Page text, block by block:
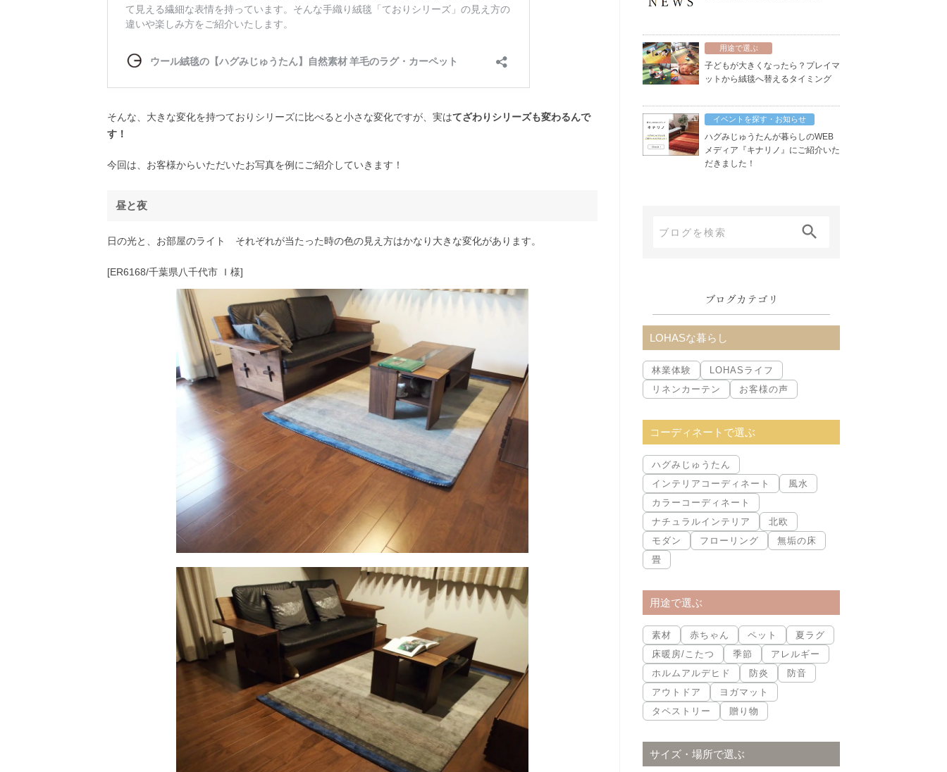
そんな、大きな変化を持つておりシリーズに比べると小さな変化ですが、実はてざわりシリーズも変わるんで
す！
今回は、お客様からいただいたお写真を例にご紹介していきます！
昼と夜
日の光と、お部屋のライト それぞれが当たった時の色の見え方はかなり大きな変化があります。
[ER6168/千葉県八千代市 Ｉ様]
用途で選ぶ
子どもが大きくなったら？プレイマ
ットから絨毯へ替えるタイミング
イベントを探す・お知らせ
ハグみじゅうたんが暮らしのWEB
メディア『キナリノ』にご紹介いた
だきました！
ブ
索:
ブログカテゴリ
LOHASな暮らし
林業体験
LOHASライフ
リネンカーテン
お客様の声
コーディネートで選ぶ
ハグみじゅうたん
インテリアコーディネート
風水
カラーコーディネート
ナチュラルインテリア
北欧
モダン
フローリング
無垢の床
畳
用途で選ぶ
素材 赤ちゃん ペット
夏ラグ
床暖房/こたつ
季節
アレルギー
ホルムアルデヒド
防炎
防音
アウトドア
ヨガマット
タペストリー
贈り物
サイズ・場所で選ぶ